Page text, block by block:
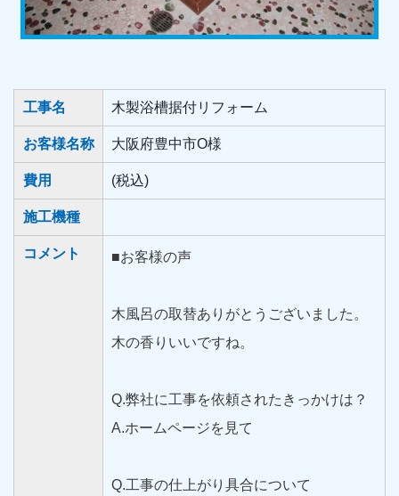
工事名 木製浴槽据付リフォーム
お客様名称 大阪府豊中市O様
費用 (税込)
施工機種
コメント ■お客様の声
木風呂の取替ありがとうございました。
木の香りいいですね。
Q.弊社に工事を依頼されたきっかけは？
A.ホームページを見て
Q.工事の仕上がり具合について